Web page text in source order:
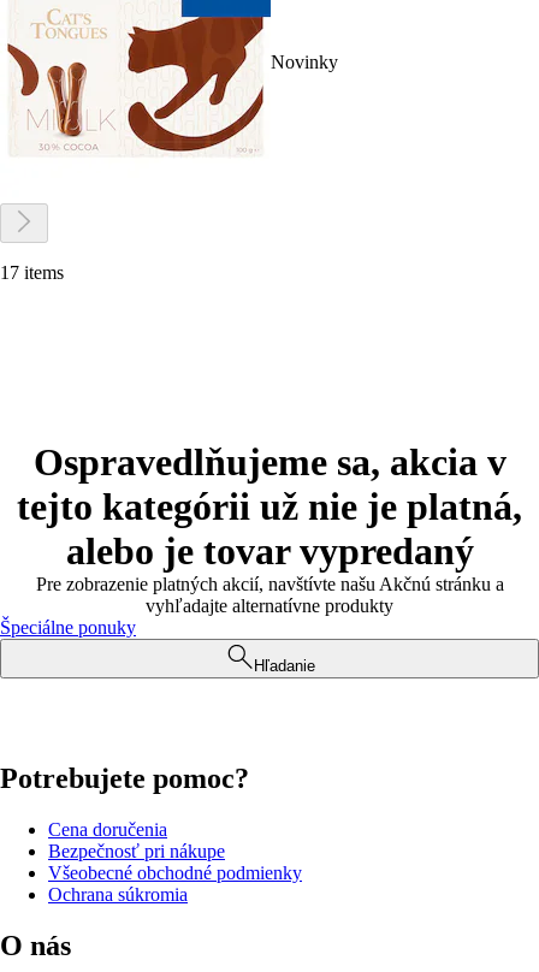
Novinky
17 items
Ospravedlňujeme sa, akcia v
tejto kategórii už nie je platná,
alebo je tovar vypredaný
Pre zobrazenie platných akcií, navštívte našu Akčnú stránku a
vyhľadajte alternatívne produkty
Špeciálne ponuky
Hľadanie
Potrebujete pomoc?
Cena doručenia
Bezpečnosť pri nákupe
Všeobecné obchodné podmienky
Ochrana súkromia
O nás